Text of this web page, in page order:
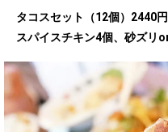
タコスセット（12個）2440円
スパイスチキン4個、砂ズリ